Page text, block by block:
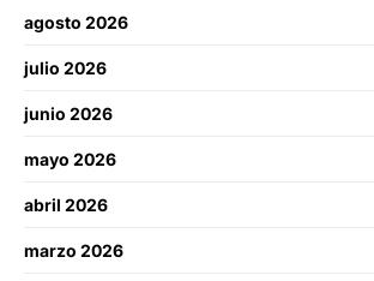
agosto 2026
julio 2026
junio 2026
mayo 2026
abril 2026
marzo 2026